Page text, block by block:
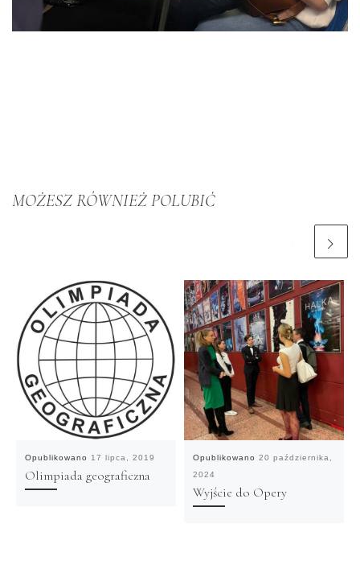
MOŻESZ RÓWNIEŻ POLUBIĆ
Opublikowano 17 lipca, 2019
Olimpiada geograficzna
Opublikowano 20 października,
2024
Wyjście do Opery